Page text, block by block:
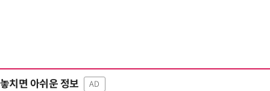
놓치면 아쉬운 정보 AD